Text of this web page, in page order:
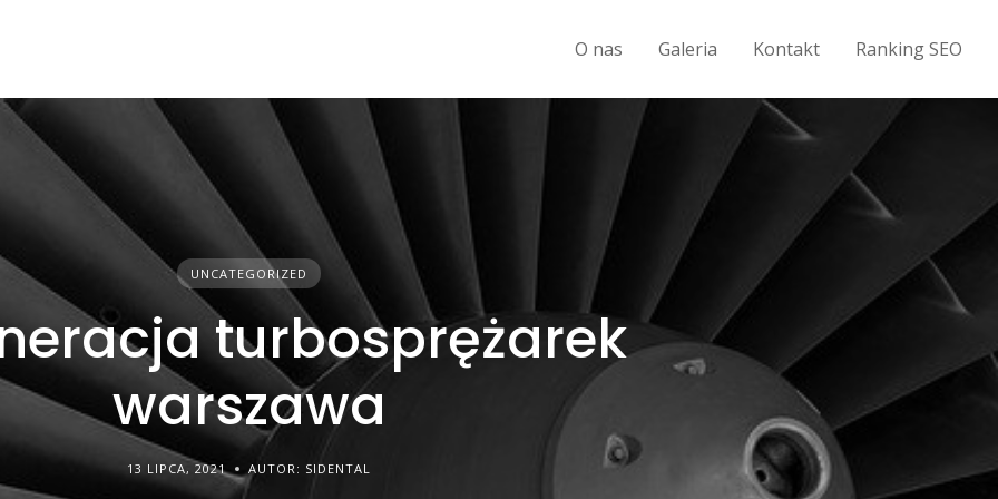
O nas Galeria Kontakt Ranking SEO
UNCATEGORIZED
turbosprężarek
warszawa
13 LIPCA, 2021 AUTOR: SIDENTAL